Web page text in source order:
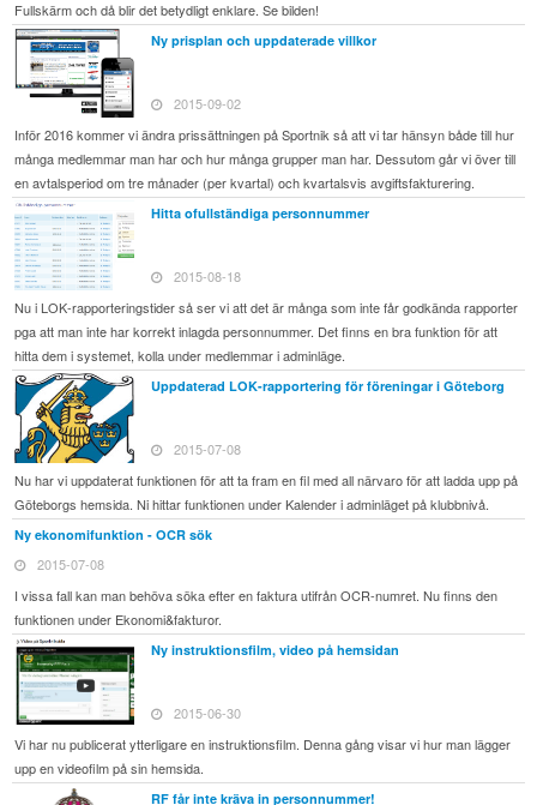
Fullskärm och då blir det betydligt enklare. Se bilden!
Ny prisplan och uppdaterade villkor
2015-09-02
Inför 2016 kommer vi ändra prissättningen på Sportnik så att vi tar hänsyn både till hur
många medlemmar man har och hur många grupper man har. Dessutom går vi över till
en avtalsperiod om tre månader (per kvartal) och kvartalsvis avgiftsfakturering.
Hitta ofullständiga personnummer
2015-08-18
Nu i LOK-rapporteringstider så ser vi att det är många som inte får godkända rapporter
pga att man inte har korrekt inlagda personnummer. Det finns en bra funktion för att
hitta dem i systemet, kolla under medlemmar i adminläge.
Uppdaterad LOK-rapportering för föreningar i Göteborg
2015-07-08
Nu har vi uppdaterat funktionen för att ta fram en fil med all närvaro för att ladda upp på
Göteborgs hemsida. Ni hittar funktionen under Kalender i adminläget på klubbnivå.
Ny ekonomifunktion - OCR sök
2015-07-08
I vissa fall kan man behöva söka efter en faktura utifrån OCR-numret. Nu finns den
funktionen under Ekonomi&fakturor.
Ny instruktionsfilm, video på hemsidan
2015-06-30
Vi har nu publicerat ytterligare en instruktionsfilm. Denna gång visar vi hur man lägger
upp en videofilm på sin hemsida.
RF får inte kräva in personnummer!